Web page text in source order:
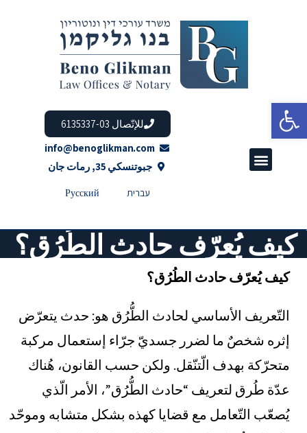
Open toolbar
للإتّصال 03-6135337
info@benoglikman.com
جبوتنسكي 35, رمات جان
עברית Русский
كيف يُعرّف حادث الطُرُق؟
كيف يُعرّف حادث الطُرُق؟
التّعريف الأساسي لحادث الطُّرُق هو: حدث يتعرّض
إثره شخصٌ ما لضرر جسديّ جرّاء إستعمال مركبة
متحرّكة بهدف الّتنّقل. ولكن حسب القانون، هُناك
عدّة طُرق لتعريف “حادث الطُّرُق”، الأمر الّذي
يُصعّب التّعامل مع قضايا كهذه بشكل متشابه وموحّد